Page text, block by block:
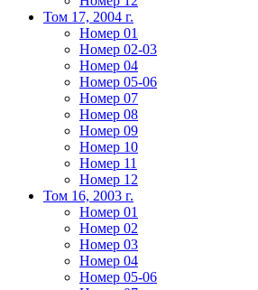
Том 17, 2004 г.
Номер 01
Номер 02-03
Номер 04
Номер 05-06
Номер 07
Номер 08
Номер 09
Номер 10
Номер 11
Номер 12
Том 16, 2003 г.
Номер 01
Номер 02
Номер 03
Номер 04
Номер 05-06